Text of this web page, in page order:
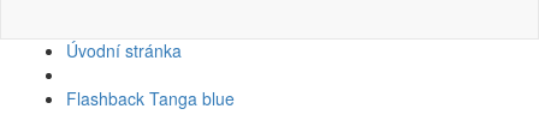
Úvodní stránka
Flashback Tanga blue